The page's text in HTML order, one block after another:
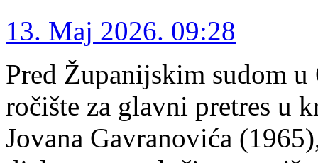
13. Maj 2026. 09:28
Pred Županijskim sudom u
ročište za glavni pretres u
Jovana Gavranovića